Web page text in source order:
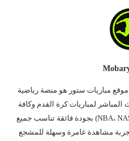
مباريات ستور هو منصة رياضية
لمباريات كرة القدم وكافة
الأحداث الرياضية الكبرى (NBA، NASCAR، NFL) بجودة فائقة تناسب جميع
مشاهدة غامرة وسهلة للمشجع